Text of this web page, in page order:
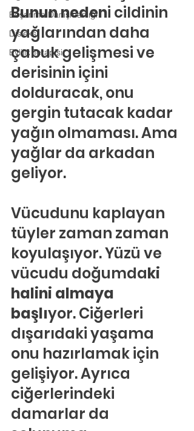
Boşanma Danışmanlığı
Disleksi
Evlilik Terapisi
Bunun nedeni cildinin
yağlarından daha
çabuk gelişmesi ve
derisinin içini
dolduracak, onu
gergin tutacak kadar
yağın olmaması. Ama
yağlar da arkadan
geliyor.
Vücudunu kaplayan
tüyler zaman zaman
koyulaşıyor. Yüzü ve
vücudu doğumdaki
halini almaya
başlıyor. Ciğerleri
dışarıdaki yaşama
onu hazırlamak için
gelişiyor. Ayrıca
ciğerlerindeki
damarlar da